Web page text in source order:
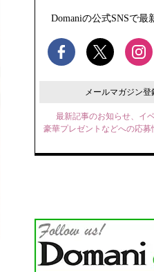
Domaniの公式SNSで最
メールマガジン登
最新記事のお知らせ、イ
豪華プレゼントなどへの応募